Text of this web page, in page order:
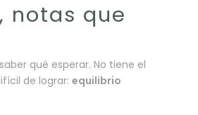
notas que
qué esperar. No tiene el
de lograr: equilibrio